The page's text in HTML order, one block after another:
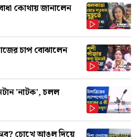
কোথায় জানালেন
চাপ বোঝালেন
'নাটক', চলল